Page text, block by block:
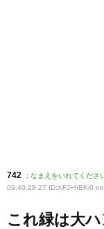
742 : なまえをいれてくださ
09:40:28.27 ID:XFJ+hBKi0
これ緑は大